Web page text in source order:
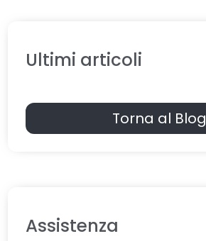
Ultimi articoli
Torna al Blog
Assistenza